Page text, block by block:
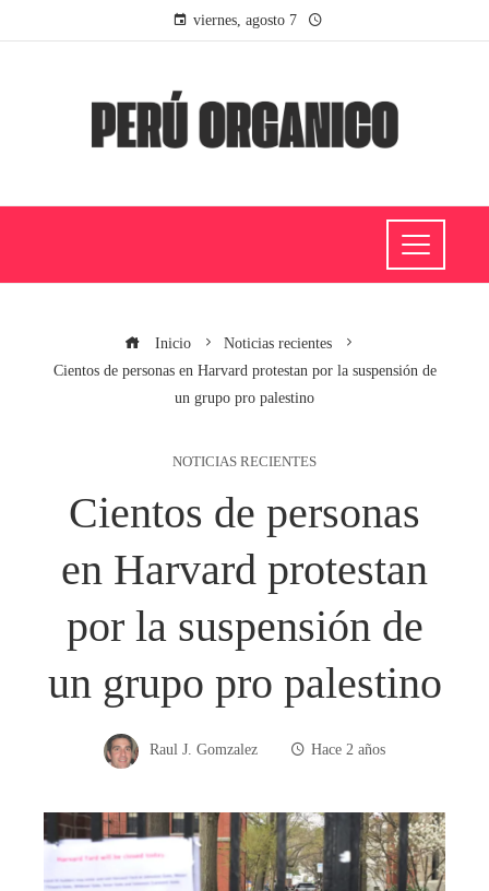
viernes, agosto 7
Inicio
Noticias recientes
Cientos de personas en Harvard protestan por la suspensión de
un grupo pro palestino
NOTICIAS RECIENTES
Cientos de personas
en Harvard protestan
por la suspensión de
un grupo pro palestino
Raul J. Gomzalez Hace 2 años